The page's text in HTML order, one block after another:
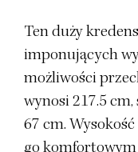
Ten duży
imponujących
możliwości
wynosi 217.5 cm,
67 cm.
go